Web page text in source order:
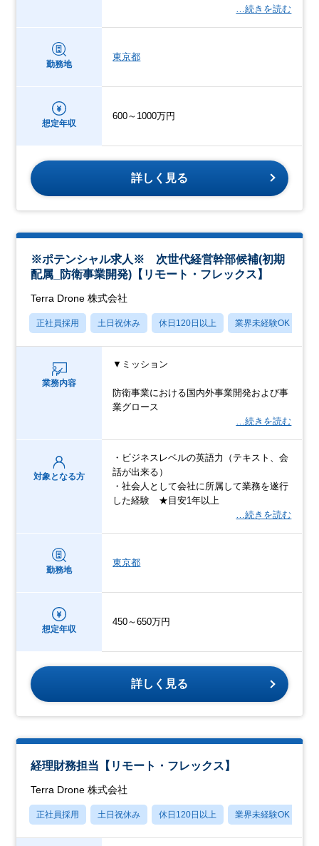
…続きを読む
勤務地
東京都
想定年収
600～1000万円
詳しく見る
※ポテンシャル求人※ 次世代経営幹部候補(初期
配属_防衛事業開発)【リモート・フレックス】
Terra Drone 株式会社
正社員採用 土日祝休み 休日120日以上 業界未経験OK
業務内容
▼ミッション
防衛事業における国内外事業開発および事
業グロース
…続きを読む
対象となる方
・ビジネスレベルの英語力（テキスト、会
話が出来る）
・社会人として会社に所属して業務を遂行
した経験 ★目安1年以上
…続きを読む
勤務地
東京都
想定年収
450～650万円
詳しく見る
経理財務担当【リモート・フレックス】
Terra Drone 株式会社
正社員採用 土日祝休み 休日120日以上 業界未経験OK